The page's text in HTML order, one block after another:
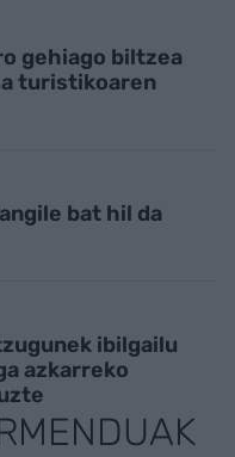
gehiago biltzea
turistikoaren
bat hil da
ibilgailu
azkarreko